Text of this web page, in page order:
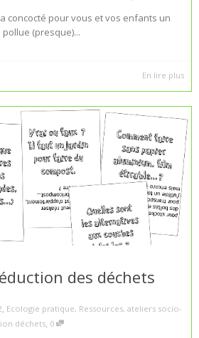
concocté pour vous et vos enfants un
(presque)...
En lire plus
des déchets
, Ecologie pratique, Ressources, ateliers socio-
déchets, 0